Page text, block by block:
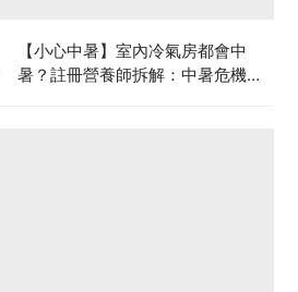
【小心中暑】室內冷氣房都會中
暑？註冊營養師拆解：中暑危機及